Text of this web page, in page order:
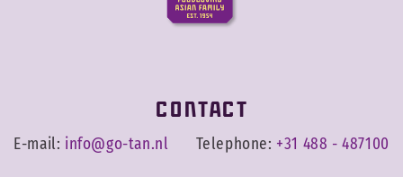
Contact
E-mail: info@go-tan.nl Telephone: +31 488 - 487100